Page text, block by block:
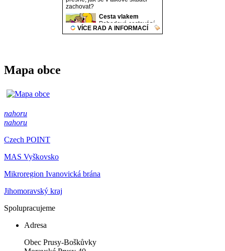
Mapa obce
nahoru
nahoru
Czech POINT
MAS Vyškovsko
Mikroregion Ivanovická brána
Jihomoravský kraj
Spolupracujeme
Adresa
Obec Prusy-Boškůvky